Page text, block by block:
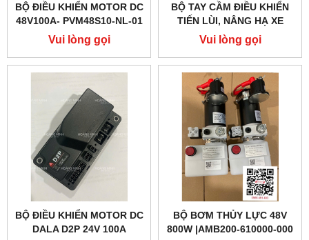
BỘ ĐIỀU KHIỂN MOTOR DC
48V100A- PVM48S10-NL-01
(PTE20Q)
Vui lòng gọi
BỘ TAY CẦM ĐIỀU KHIỂN
TIẾN LÙI, NÂNG HẠ XE
NÂNG ĐIỆN PTE15QA
Vui lòng gọi
BỘ ĐIỀU KHIỂN MOTOR DC
DALA D2P 24V 100A
BỘ BƠM THỦY LỰC 48V
800W |AMB200-610000-000